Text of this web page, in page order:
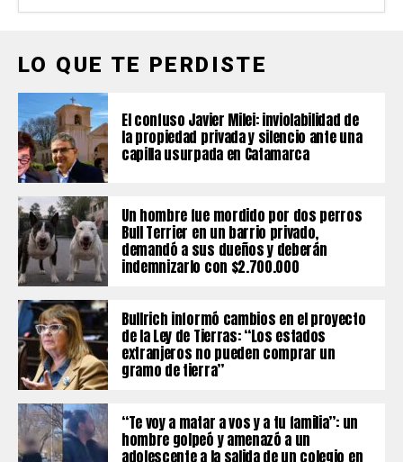
LO QUE TE PERDISTE
El confuso Javier Milei: inviolabilidad de
la propiedad privada y silencio ante una
capilla usurpada en Catamarca
Un hombre fue mordido por dos perros
Bull Terrier en un barrio privado,
demandó a sus dueños y deberán
indemnizarlo con $2.700.000
Bullrich informó cambios en el proyecto
de la Ley de Tierras: “Los estados
extranjeros no pueden comprar un
gramo de tierra”
“Te voy a matar a vos y a tu familia”: un
hombre golpeó y amenazó a un
adolescente a la salida de un colegio en